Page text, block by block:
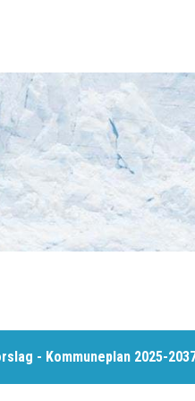
- Kommuneplan 2025-